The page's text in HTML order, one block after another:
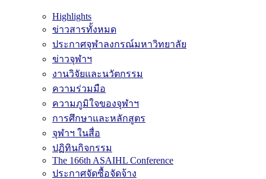
Highlights
ข่าวสารทั้งหมด
ประกาศจุฬาลงกรณ์มหาวิทยาลัย
ข่าวจุฬาฯ
งานวิจัยและนวัตกรรม
ความร่วมมือ
ความภูมิใจของจุฬาฯ
การศึกษาและหลักสูตร
จุฬาฯ ในสื่อ
ปฏิทินกิจกรรม
The 166th ASAIHL Conference
ประกาศจัดซื้อจัดจ้าง